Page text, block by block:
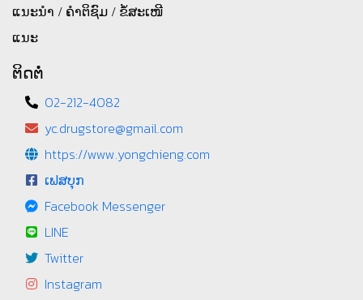
ແນະນຳ / ຄຳຕິຊົມ / ຂໍ້ສະເໜີ
ແນະ
ຕິດຕໍ່
02-212-4082
yc.drugstore@gmail.com
https://www.yongchieng.com
ເຟສບຸກ
Facebook Messenger
LINE
Twitter
Instagram